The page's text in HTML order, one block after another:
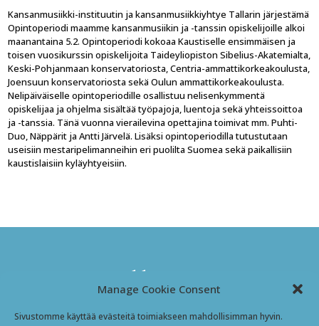
Manage Cookie Consent
Sivustomme käyttää evästeitä toimiakseen mahdollisimman hyvin.
Kansanmusiikki-instituutin ja kansanmusiikkiyhtye Tallarin järjestämä
Opintoperiodi maamme kansanmusiikin ja -tanssin opiskelijoille alkoi
maanantaina 5.2. Opintoperiodi kokoaa Kaustiselle ensimmäisen ja
toisen vuosikurssin opiskelijoita Taideyliopiston Sibelius-Akatemialta,
Keski-Pohjanmaan konservatoriosta, Centria-ammattikorkeakoulusta,
Joensuun konservatoriosta sekä Oulun ammattikorkeakoulusta.
Nelipäiväiselle opintoperiodille osallistuu nelisenkymmentä
opiskelijaa ja ohjelma sisältää työpajoja, luentoja sekä yhteissoittoa
ja -tanssia. Tänä vuonna vierailevina opettajina toimivat mm. Puhti-
Duo, Näppärit ja Antti Järvelä. Lisäksi opintoperiodilla tutustutaan
useisiin mestaripelimanneihin eri puolilta Suomea sekä paikallisiin
kaustislaisiin kyläyhtyeisiin.
Kansanmusiikki-instituutti